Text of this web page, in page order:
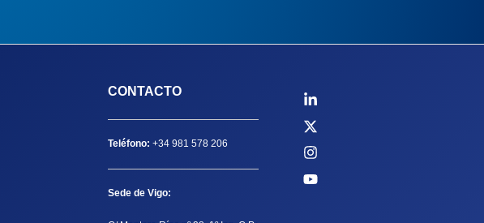
CONTACTO
Teléfono: +34 981 578 206
Sede de Vigo: